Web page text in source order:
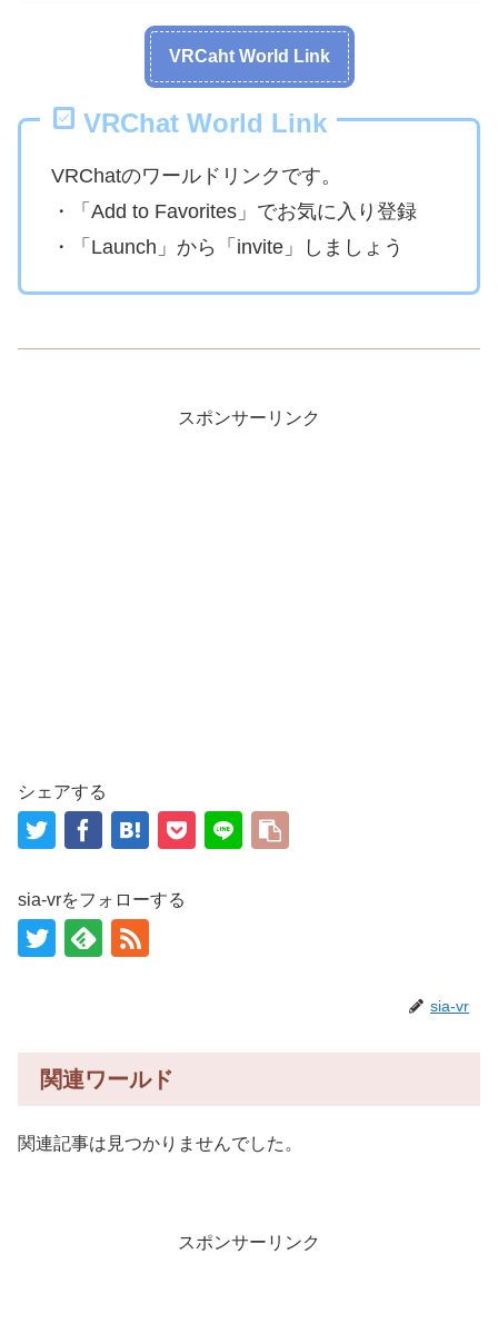
VRCaht World Link
VRChat World Link
VRChatのワールドリンクです。
・「Add to Favorites」でお気に入り登録
・「Launch」から「invite」しましょう
スポンサーリンク
シェアする
sia-vrをフォローする
sia-vr
関連ワールド
関連記事は見つかりませんでした。
スポンサーリンク